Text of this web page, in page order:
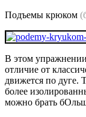
Подъемы крюком
В этом
отличие от
движется по дуге.
более
можно брать